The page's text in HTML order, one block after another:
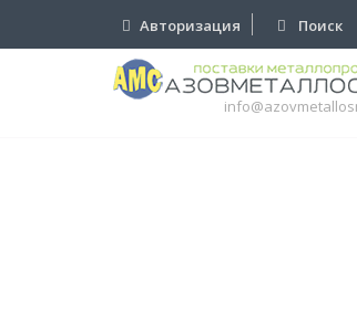
Авторизация Поиск